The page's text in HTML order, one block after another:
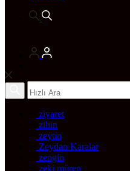
ziyaret
zihin
zeytin
Zeydan Karalar
zengin
zeki müren